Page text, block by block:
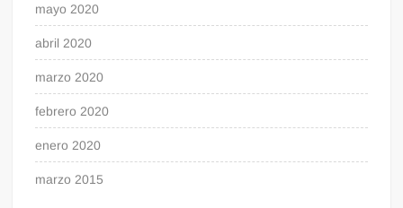
mayo 2020
abril 2020
marzo 2020
febrero 2020
enero 2020
marzo 2015